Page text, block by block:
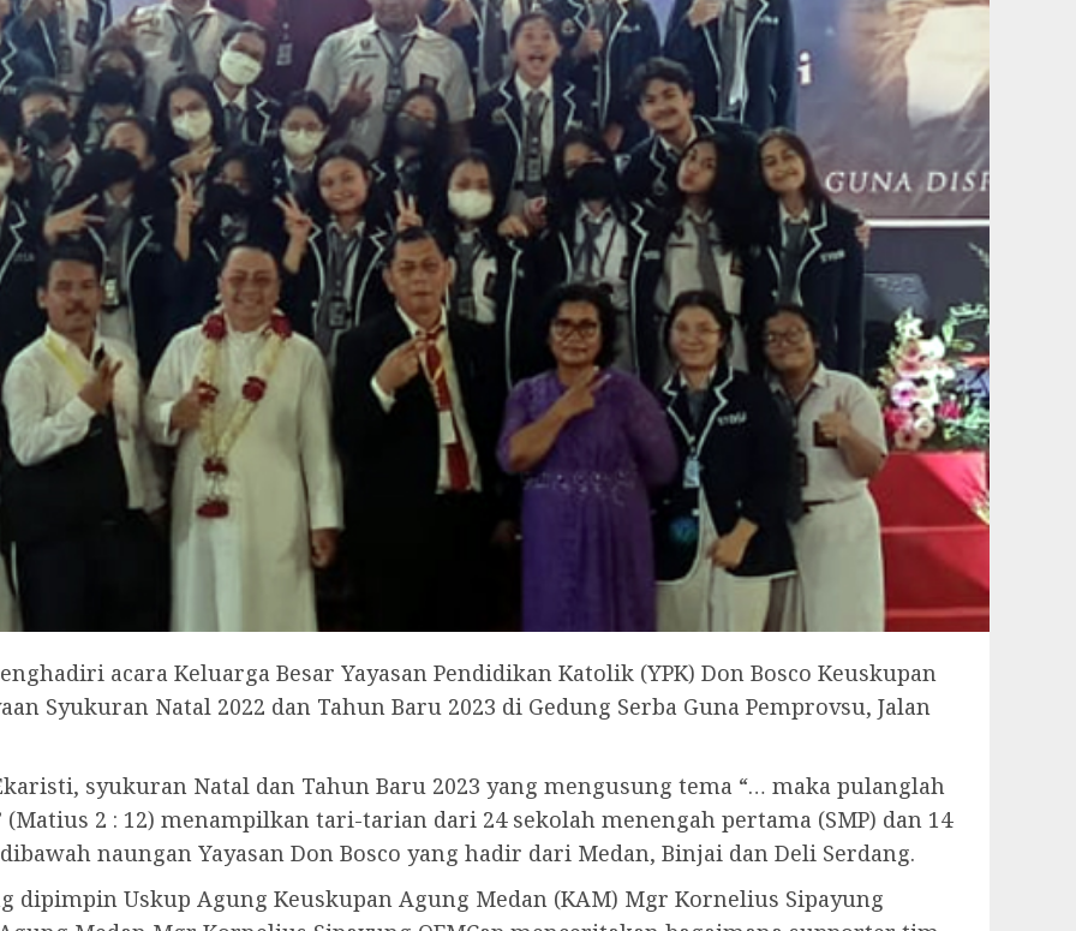
acara Keluarga Besar Yayasan Pendidikan Katolik (YPK) Don Bosco Keuskupan
Syukuran Natal 2022 dan Tahun Baru 2023 di Gedung Serba Guna Pemprovsu, Jalan
syukuran Natal dan Tahun Baru 2023 yang mengusung tema “… maka pulanglah
2 : 12) menampilkan tari-tarian dari 24 sekolah menengah pertama (SMP) dan 14
naungan Yayasan Don Bosco yang hadir dari Medan, Binjai dan Deli Serdang.
dipimpin Uskup Agung Keuskupan Agung Medan (KAM) Mgr Kornelius Sipayung